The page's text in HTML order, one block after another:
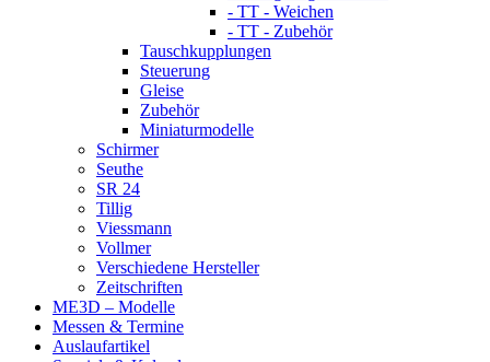
- TT - Weichen
- TT - Zubehör
Tauschkupplungen
Steuerung
Gleise
Zubehör
Miniaturmodelle
Schirmer
Seuthe
SR 24
Tillig
Viessmann
Vollmer
Verschiedene Hersteller
Zeitschriften
ME3D – Modelle
Messen & Termine
Auslaufartikel